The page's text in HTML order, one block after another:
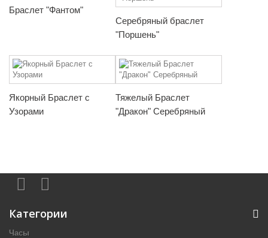
Браслет "Фантом"
Серебряный браслет
"Поршень"
Якорный Браслет с
Узорами
Тяжелый Браслет
"Дракон" Серебряный
Категории
Часы